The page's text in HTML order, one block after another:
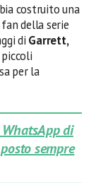
costruito una
della serie
di Garrett,
per la
di
sempre